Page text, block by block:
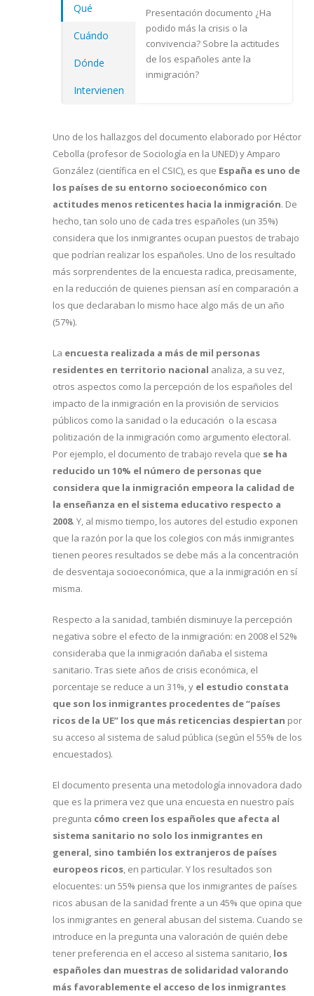
Qué
Cuándo
Dónde
Intervienen
Presentación documento ¿Ha
podido más la crisis o la
convivencia? Sobre la actitudes
de los españoles ante la
inmigración?
Uno de los hallazgos del documento elaborado por Héctor
Cebolla (profesor de Sociología en la UNED) y Amparo
González (científica en el CSIC), es que España es uno de
los países de su entorno socioeconómico con
actitudes menos reticentes hacia la inmigración. De
hecho, tan solo uno de cada tres españoles (un 35%)
considera que los inmigrantes ocupan puestos de trabajo
que podrían realizar los españoles. Uno de los resultado
más sorprendentes de la encuesta radica, precisamente,
en la reducción de quienes piensan así en comparación a
los que declaraban lo mismo hace algo más de un año
(57%).
La encuesta realizada a más de mil personas
residentes en territorio nacional analiza, a su vez,
otros aspectos como la percepción de los españoles del
impacto de la inmigración en la provisión de servicios
públicos como la sanidad o la educación o la escasa
politización de la inmigración como argumento electoral.
Por ejemplo, el documento de trabajo revela que se ha
reducido un 10% el número de personas que
considera que la inmigración empeora la calidad de
la enseñanza en el sistema educativo respecto a
2008. Y, al mismo tiempo, los autores del estudio exponen
que la razón por la que los colegios con más inmigrantes
tienen peores resultados se debe más a la concentración
de desventaja socioeconómica, que a la inmigración en sí
misma.
Respecto a la sanidad, también disminuye la percepción
negativa sobre el efecto de la inmigración: en 2008 el 52%
consideraba que la inmigración dañaba el sistema
sanitario. Tras siete años de crisis económica, el
porcentaje se reduce a un 31%, y el estudio constata
que son los inmigrantes procedentes de “países
ricos de la UE” los que más reticencias despiertan por
su acceso al sistema de salud pública (según el 55% de los
encuestados).
El documento presenta una metodología innovadora dado
que es la primera vez que una encuesta en nuestro país
pregunta cómo creen los españoles que afecta al
sistema sanitario no solo los inmigrantes en
general, sino también los extranjeros de países
europeos ricos , en particular. Y los resultados son
elocuentes: un 55% piensa que los inmigrantes de países
ricos abusan de la sanidad frente a un 45% que opina que
los inmigrantes en general abusan del sistema. Cuando se
introduce en la pregunta una valoración de quién debe
tener preferencia en el acceso al sistema sanitario, los
españoles dan muestras de solidaridad valorando
más favorablemente el acceso de los inmigrantes